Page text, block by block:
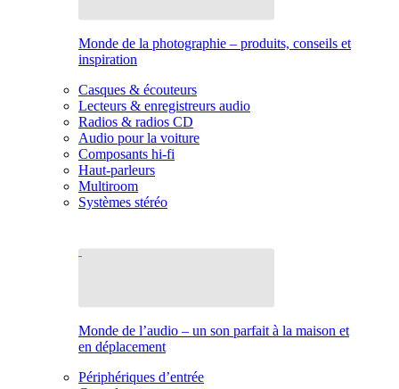
Monde de la photographie – produits, conseils et
inspiration
Casques & écouteurs
Lecteurs & enregistreurs audio
Radios & radios CD
Audio pour la voiture
Composants hi-fi
Haut-parleurs
Multiroom
Systèmes stéréo
Monde de l’audio – un son parfait à la maison et
en déplacement
Périphériques d’entrée